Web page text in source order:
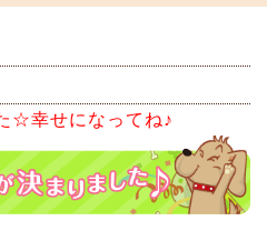
☆幸せになってね♪